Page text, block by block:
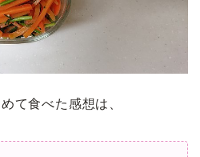
て食べた感想は、